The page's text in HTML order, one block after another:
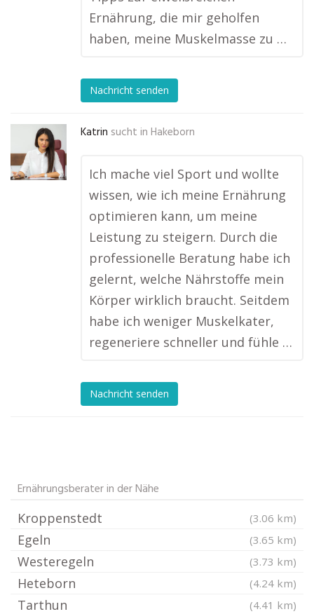
Ernährung, die mir geholfen
haben, meine Muskelmasse zu …
Nachricht senden
Katrin sucht in Hakeborn
Ich mache viel Sport und wollte
wissen, wie ich meine Ernährung
optimieren kann, um meine
Leistung zu steigern. Durch die
professionelle Beratung habe ich
gelernt, welche Nährstoffe mein
Körper wirklich braucht. Seitdem
habe ich weniger Muskelkater,
regeneriere schneller und fühle …
Nachricht senden
Ernährungsberater in der Nähe
Kroppenstedt (3.06 km)
Egeln (3.65 km)
Westeregeln (3.73 km)
Heteborn (4.24 km)
Tarthun (4.41 km)